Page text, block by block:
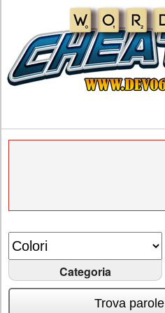
Categoria
Trova parole